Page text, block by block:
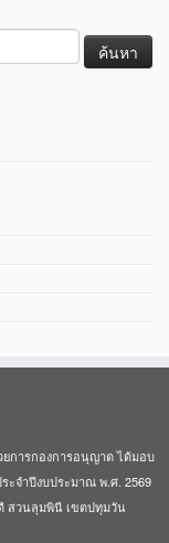
การกองการอนุญาต ได้มอบ
ะจำปีงบประมาณ พ.ศ. 2569
สวนลุมพินี เขตปทุมวัน